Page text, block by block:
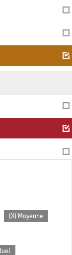
(X) Moyenne